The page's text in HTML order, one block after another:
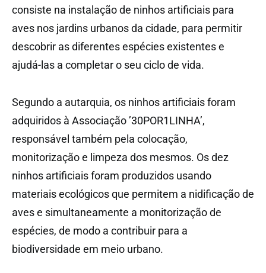
consiste na instalação de ninhos artificiais para
aves nos jardins urbanos da cidade, para permitir
descobrir as diferentes espécies existentes e
ajudá-las a completar o seu ciclo de vida.
Segundo a autarquia, os ninhos artificiais foram
adquiridos à Associação ’30POR1LINHA’,
responsável também pela colocação,
monitorização e limpeza dos mesmos. Os dez
ninhos artificiais foram produzidos usando
materiais ecológicos que permitem a nidificação de
aves e simultaneamente a monitorização de
espécies, de modo a contribuir para a
biodiversidade em meio urbano.